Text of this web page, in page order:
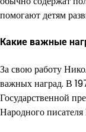
помогают детям
Какие важные
За свою работу
важных наград. В
Государственной
Народного